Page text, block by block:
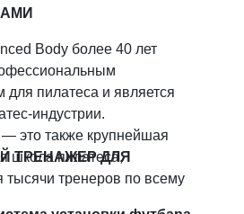
Body более 40 лет
для пилатеса и является
индустрии.
это также крупнейшая
школа пилатеса,
тренеров по всему
ТРЕНАЖЕР ДЛЯ